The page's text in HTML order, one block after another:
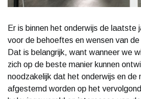
Er is binnen het onderwijs de laatste
voor de behoeftes en wensen van de
Dat is belangrijk, want wanneer we
zich op de beste manier kunnen
noodzakelijk dat het onderwijs en de
afgestemd worden op het